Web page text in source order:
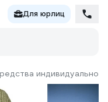
Для юрлиц
индивидуальной